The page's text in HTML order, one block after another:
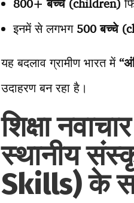
800+ बच्चे (children)
इनमें से लगभग 500 बच्चे
यह बदलाव ग्रामीण भारत में
उदाहरण बन रहा है।
शिक्षा
स्थानीय
Skills) के